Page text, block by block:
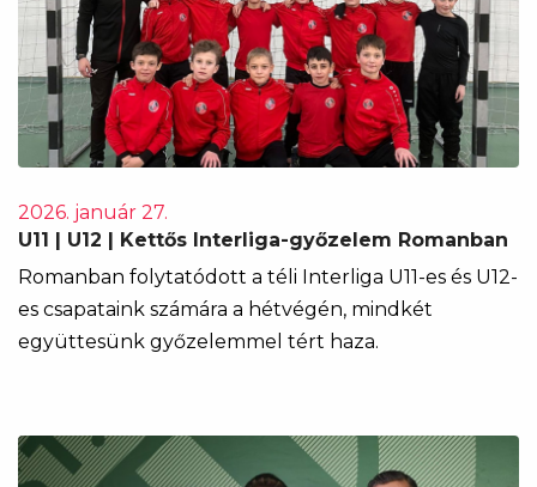
2026. január 27.
U11 | U12 | Kettős Interliga-győzelem Romanban
Romanban folytatódott a téli Interliga U11-es és U12-
es csapataink számára a hétvégén, mindkét
együttesünk győzelemmel tért haza.